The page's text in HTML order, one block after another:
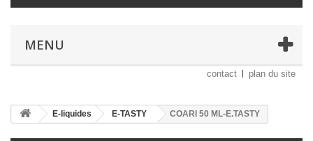
MENU
contact plan du site
E-liquides E-TASTY COARI 50 ML-E.TASTY